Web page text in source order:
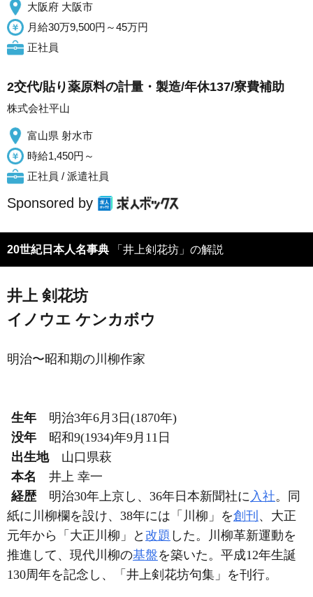
大阪府 大阪市
月給30万9,500円～45万円
正社員
2交代/貼り薬原料の計量・製造/年休137/寮費補助
株式会社平山
富山県 射水市
時給1,450円～
正社員 / 派遣社員
Sponsored by
20世紀日本人名事典 「井上剣花坊」の解説
井上 剣花坊
イノウエ ケンカボウ
明治〜昭和期の川柳作家
生年
明治3年6月3日(1870年)
没年
昭和9(1934)年9月11日
出生地
山口県萩
本名
井上 幸一
経歴
明治30年上京し、36年日本新聞社に 入社。同
紙に川柳欄を設け、38年には「川柳」を創刊 、大正
元年から「大正川柳」と 改題 した。川柳革新運動を
推進して、現代川柳の基盤を築いた。平成12年生誕
130周年を記念し、「井上剣花坊句集」を刊行。